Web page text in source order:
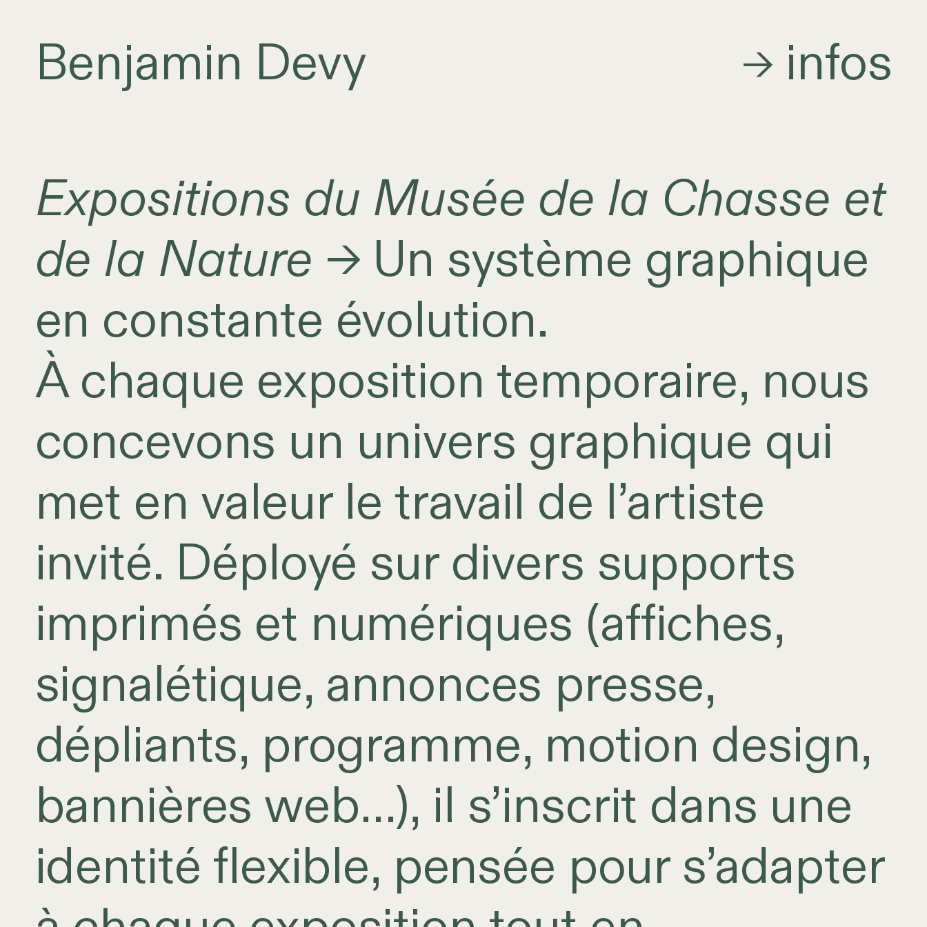
Benjamin Devy → infos
Expositions du Musée de la Chasse et
de la Nature →Un système graphique
en constante évolution.
À chaque exposition temporaire, nous
concevons un univers graphique qui
met en valeur le travail de l’artiste
invité. Déployé sur divers supports
imprimés et numériques (affiches,
signalétique, annonces presse,
dépliants, programme, motion design,
bannières web…), il s’inscrit dans une
identité flexible, pensée pour s’adapter